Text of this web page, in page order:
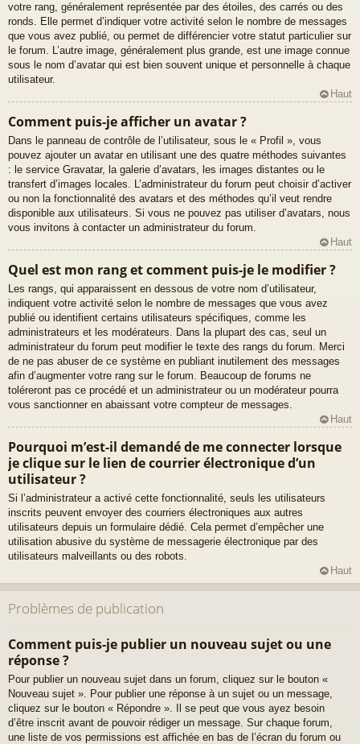
votre rang, généralement représentée par des étoiles, des carrés ou des
ronds. Elle permet d’indiquer votre activité selon le nombre de messages
que vous avez publié, ou permet de différencier votre statut particulier sur
le forum. L’autre image, généralement plus grande, est une image connue
sous le nom d’avatar qui est bien souvent unique et personnelle à chaque
utilisateur.
Haut
Comment puis-je afficher un avatar ?
Dans le panneau de contrôle de l’utilisateur, sous le « Profil », vous
pouvez ajouter un avatar en utilisant une des quatre méthodes suivantes
: le service Gravatar, la galerie d’avatars, les images distantes ou le
transfert d’images locales. L’administrateur du forum peut choisir d’activer
ou non la fonctionnalité des avatars et des méthodes qu’il veut rendre
disponible aux utilisateurs. Si vous ne pouvez pas utiliser d’avatars, nous
vous invitons à contacter un administrateur du forum.
Haut
Quel est mon rang et comment puis-je le modifier ?
Les rangs, qui apparaissent en dessous de votre nom d’utilisateur,
indiquent votre activité selon le nombre de messages que vous avez
publié ou identifient certains utilisateurs spécifiques, comme les
administrateurs et les modérateurs. Dans la plupart des cas, seul un
administrateur du forum peut modifier le texte des rangs du forum. Merci
de ne pas abuser de ce système en publiant inutilement des messages
afin d’augmenter votre rang sur le forum. Beaucoup de forums ne
toléreront pas ce procédé et un administrateur ou un modérateur pourra
vous sanctionner en abaissant votre compteur de messages.
Haut
Pourquoi m’est-il demandé de me connecter lorsque
je clique sur le lien de courrier électronique d’un
utilisateur ?
Si l’administrateur a activé cette fonctionnalité, seuls les utilisateurs
inscrits peuvent envoyer des courriers électroniques aux autres
utilisateurs depuis un formulaire dédié. Cela permet d’empêcher une
utilisation abusive du système de messagerie électronique par des
utilisateurs malveillants ou des robots.
Haut
Problèmes de publication
Comment puis-je publier un nouveau sujet ou une
réponse ?
Pour publier un nouveau sujet dans un forum, cliquez sur le bouton «
Nouveau sujet ». Pour publier une réponse à un sujet ou un message,
cliquez sur le bouton « Répondre ». Il se peut que vous ayez besoin
d’être inscrit avant de pouvoir rédiger un message. Sur chaque forum,
une liste de vos permissions est affichée en bas de l’écran du forum ou